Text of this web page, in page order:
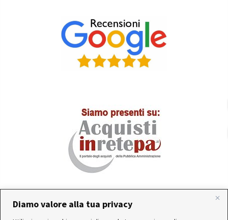
Diamo valore alla tua privacy
In occasione delle FERIE ESTIVE, alcune aziende